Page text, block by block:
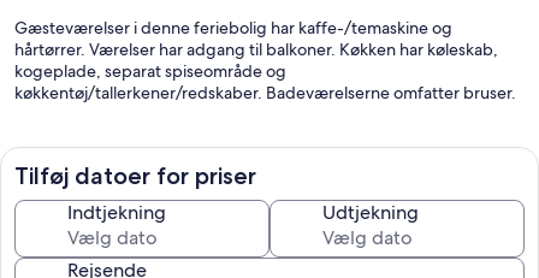
Gæsteværelser i denne feriebolig har kaffe-/temaskine og
hårtørrer. Værelser har adgang til balkoner. Køkken har køleskab,
kogeplade, separat spiseområde og
køkkentøj/tallerkener/redskaber. Badeværelserne omfatter bruser.
Tilføj datoer for priser
Indtjekning Udtjekning
Rejsende